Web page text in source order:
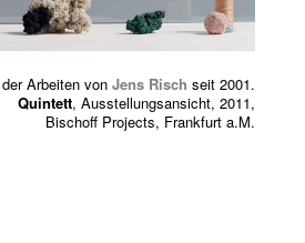
Arbeiten vonJens Risch seit 2001.
Quintett, Ausstellungsansicht, 2011,
Bischoff Projects, Frankfurt a.M.